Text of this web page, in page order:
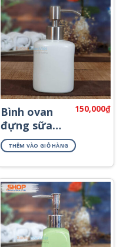
Bình ovan
đựng sữa
tắm gội
PKNT-43
150,000₫
THÊM VÀO GIỎ HÀNG